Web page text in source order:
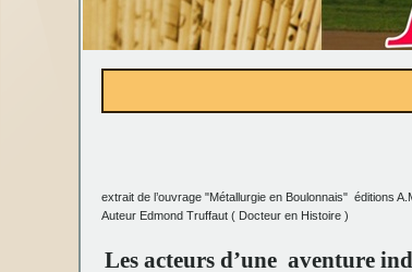
extrait de l’ouvrage "Métallurgie en Boulonnais" éditions
Auteur Edmond Truffaut ( Docteur en Histoire )
Les acteurs d’une aventure